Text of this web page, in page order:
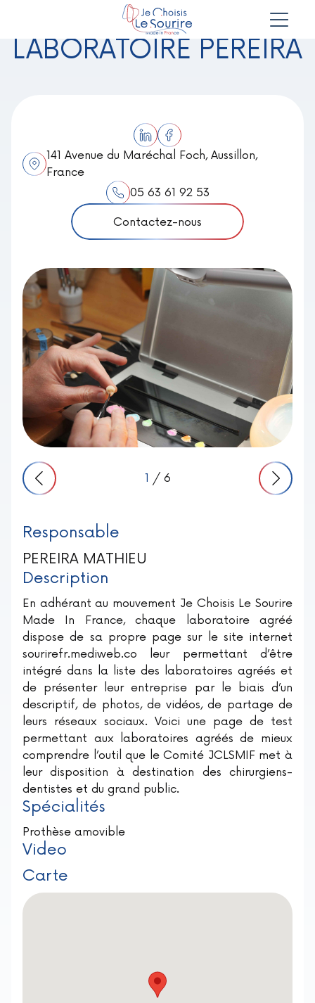
LABORATOIRE PEREIRA
141 Avenue du Maréchal Foch, Aussillon,
France
05 63 61 92 53
Contactez-nous
1 / 6
Responsable
PEREIRA MATHIEU
Description
En adhérant au mouvement Je Choisis Le Sourire
Made In France, chaque laboratoire agréé
dispose de sa propre page sur le site internet
sourirefr.mediweb.co leur permettant d’être
intégré dans la liste des laboratoires agréés et
de présenter leur entreprise par le biais d’un
descriptif, de photos, de vidéos, de partage de
leurs réseaux sociaux. Voici une page de test
permettant aux laboratoires agréés de mieux
comprendre l’outil que le Comité JCLSMIF met à
leur disposition à destination des chirurgiens-
dentistes et du grand public.
Spécialités
Prothèse amovible
Video
Carte